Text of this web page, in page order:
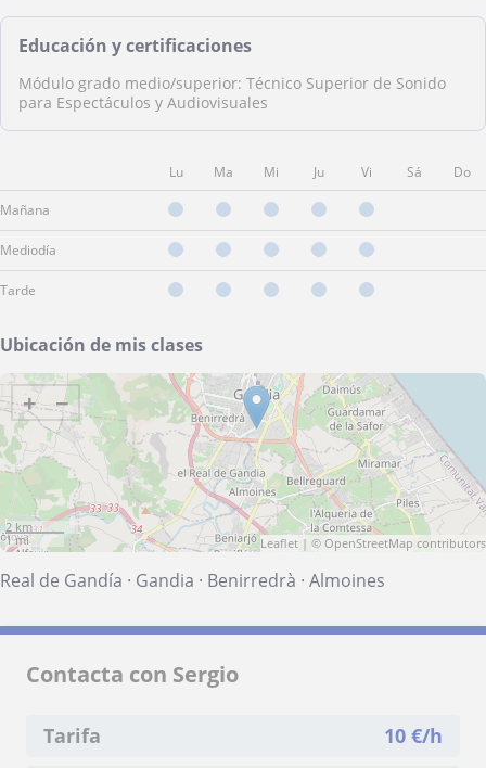
Educación y certificaciones
Módulo grado medio/superior: Técnico Superior de Sonido
para Espectáculos y Audiovisuales
Lu Ma Mi Ju Vi Sá Do
Mañana
Mediodía
Tarde
Ubicación de mis clases
+ −
2 km
1 mi
Leaflet | © OpenStreetMap contributors
Real de Gandía · Gandia · Benirredrà · Almoines
Contacta con Sergio
Tarifa 10 €/h